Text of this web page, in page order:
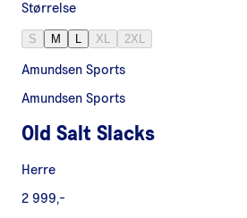
Størrelse
S M L XL 2XL
Amundsen Sports
Amundsen Sports
Old Salt Slacks
Herre
2 999,-